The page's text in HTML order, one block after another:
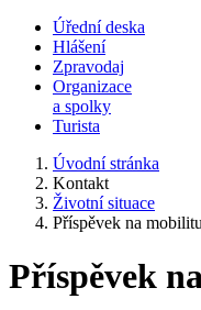
Úřední deska
Hlášení
Zpravodaj
Organizace
a spolky
Turista
Úvodní stránka
Kontakt
Životní situace
Příspěvek na mobilitu
Příspěvek